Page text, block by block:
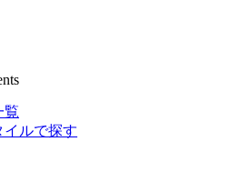
覧
ルで探す